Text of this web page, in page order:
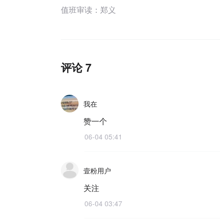
值班审读：郑义
评论 7
我在
赞一个
06-04 05:41
壹粉用户
关注
06-04 03:47